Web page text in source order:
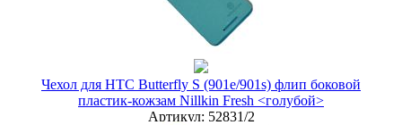
Наличие:
ЕСТЬ
купить в розницу
Чехол для HTC Butterfly S (901e/901s) флип боковой
пластик-кожзам Nillkin Fresh <голубой>
Артикул: 52831/2